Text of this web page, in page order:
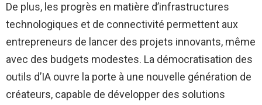
De plus, les progrès en matière d’infrastructures
technologiques et de connectivité permettent aux
entrepreneurs de lancer des projets innovants, même
avec des budgets modestes. La démocratisation des
outils d’IA ouvre la porte à une nouvelle génération de
créateurs, capable de développer des solutions